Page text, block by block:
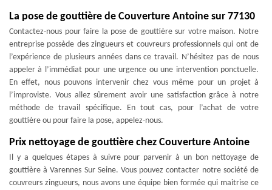
La pose de gouttière de Couverture Antoine sur 77130
Contactez-nous pour faire la pose de gouttière sur votre maison. Notre
entreprise possède des zingueurs et couvreurs professionnels qui ont de
l’expérience de plusieurs années dans ce travail. N’hésitez pas de nous
appeler à l’immédiat pour une urgence ou une intervention ponctuelle.
En effet, nous pouvons intervenir chez vous même pour un projet à
l’improviste. Vous allez sûrement avoir une satisfaction grâce à notre
méthode de travail spécifique. En tout cas, pour l’achat de votre
gouttière ou pour faire la pose, appelez-nous.
Prix nettoyage de gouttière chez Couverture Antoine
Il y a quelques étapes à suivre pour parvenir à un bon nettoyage de
gouttière à Varennes Sur Seine. Vous pouvez contacter notre société de
couvreurs zingueurs, nous avons une équipe bien formée qui maitrise ce